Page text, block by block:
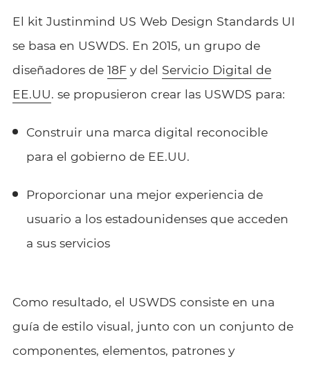
El kit Justinmind US Web Design Standards UI
se basa en USWDS. En 2015, un grupo de
diseñadores de 18Fy del Servicio Digital de
EE.UU. se propusieron crear las USWDS para:
Construir una marca digital reconocible
para el gobierno de EE.UU.
Proporcionar una mejor experiencia de
usuario a los estadounidenses que acceden
a sus servicios
Como resultado, el USWDS consiste en una
guía de estilo visual, junto con un conjunto de
componentes, elementos, patrones y